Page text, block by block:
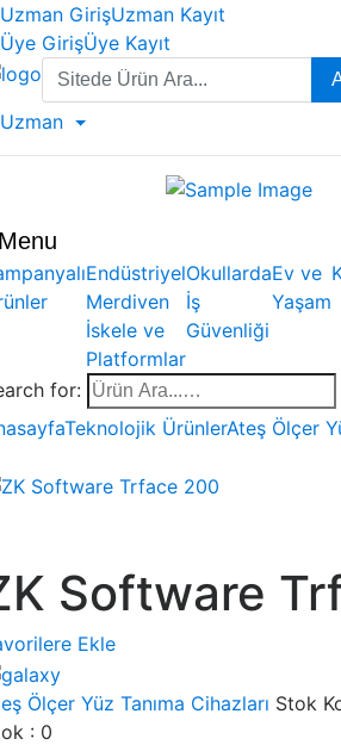
Uzman GirişUzman Kayıt
Üye GirişÜye Kayıt
Search
for:
Uzman
Endüstriyel
Merdiven
İskele ve
Platformlar
Okullarda
İş
Güvenliği
Ev ve
Yaşam
for:
Teknolojik ÜrünlerAteş Ölçer
Software
Ekle
Ölçer Yüz Tanıma Cihazları Stok
: 0